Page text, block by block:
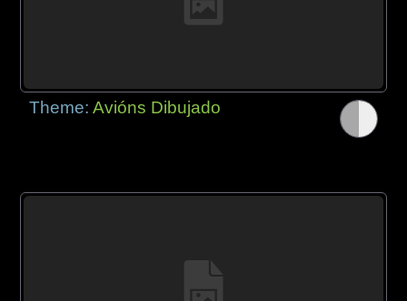
Theme:Avións Dibujado